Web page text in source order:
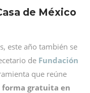
de México
este año también se
de Fundación
que reúne
forma gratuita en